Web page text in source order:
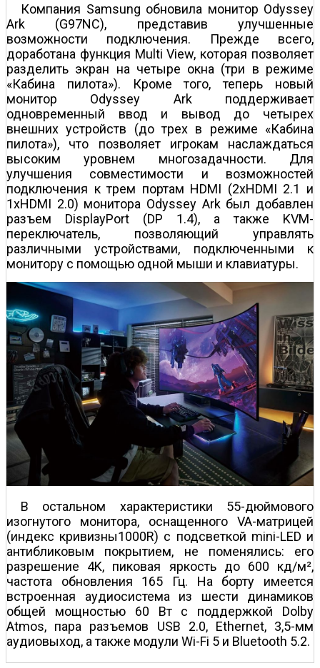
Компания Samsung обновила монитор Odyssey
Ark (G97NC), представив улучшенные
возможности подключения. Прежде всего,
доработана функция Multi View, которая позволяет
разделить экран на четыре окна (три в режиме
«Кабина пилота»). Кроме того, теперь новый
монитор Odyssey Ark поддерживает
одновременный ввод и вывод до четырех
внешних устройств (до трех в режиме «Кабина
пилота»), что позволяет игрокам наслаждаться
высоким уровнем многозадачности. Для
улучшения совместимости и возможностей
подключения к трем портам HDMI (2хHDMI 2.1 и
1хHDMI 2.0) монитора Odyssey Ark был добавлен
разъем DisplayPort (DP 1.4), а также KVM-
переключатель, позволяющий управлять
различными устройствами, подключенными к
монитору с помощью одной мыши и клавиатуры.
В остальном характеристики 55-дюймового
изогнутого монитора, оснащенного VA-матрицей
(индекс кривизны1000R) с подсветкой mini-LED и
антибликовым покрытием, не поменялись: его
разрешение 4K, пиковая яркость до 600 кд/м²,
частота обновления 165 Гц. На борту имеется
встроенная аудиосистема из шести динамиков
общей мощностью 60 Вт с поддержкой Dolby
Atmos, пара разъемов USB 2.0, Ethernet, 3,5-мм
аудиовыход, а также модули Wi-Fi 5 и Bluetooth 5.2.